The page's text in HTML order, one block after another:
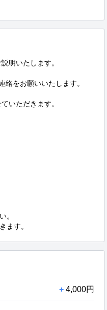
いたします。
絡をお願いいたします。
いただきます。
。
ます。
+ 4,000円